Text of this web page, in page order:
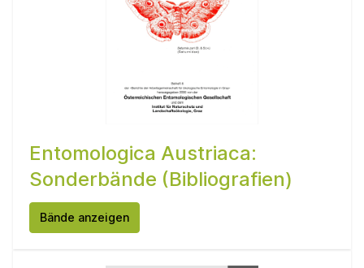
Entomologica Austriaca:
Sonderbände (Bibliografien)
Bände anzeigen